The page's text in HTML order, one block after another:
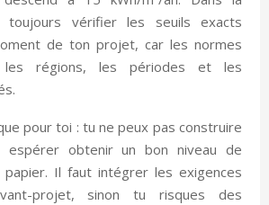
vérifier les seuils exacts
de ton projet, car les normes
les régions, les périodes et les
pour toi : tu ne peux pas construire
espérer obtenir un bon niveau de
papier. Il faut intégrer les exigences
projet, sinon tu risques des